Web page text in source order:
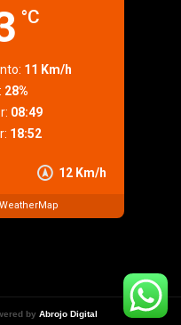
°C
12 Km/h
11 Km/h
28%
08:49
18:52
by Abrojo Digital